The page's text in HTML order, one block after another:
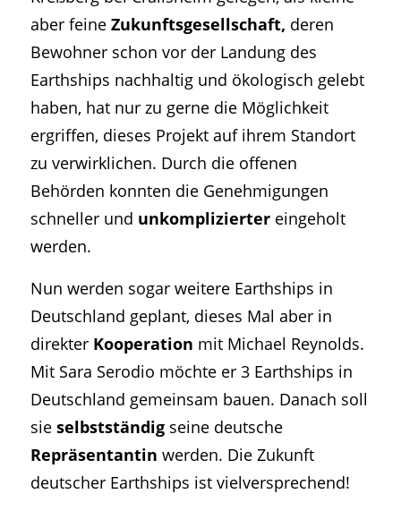
aber feine Zukunftsgesellschaft, deren
Bewohner schon vor der Landung des
Earthships nachhaltig und ökologisch gelebt
haben, hat nur zu gerne die Möglichkeit
ergriffen, dieses Projekt auf ihrem Standort
zu verwirklichen. Durch die offenen
Behörden konnten die Genehmigungen
schneller und unkompliziertereingeholt
werden.
Nun werden sogar weitere Earthships in
Deutschland geplant, dieses Mal aber in
direkter Kooperation mit Michael Reynolds.
Mit Sara Serodio möchte er 3 Earthships in
Deutschland gemeinsam bauen. Danach soll
sie selbstständigseine deutsche
Repräsentantin werden. Die Zukunft
deutscher Earthships ist vielversprechend!